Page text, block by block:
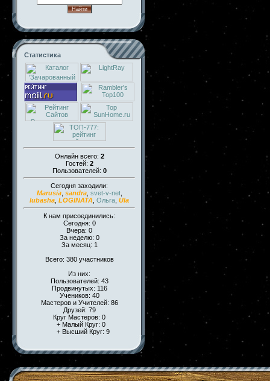
Статистика
Онлайн всего: 2
Гостей: 2
Пользователей: 0
Сегодня заходили:
Marusia, sandra, svet-v-net,
lubasha LOGINATA Ольга Ula
К нам присоединились:
Сегодня: 0
Вчера: 0
За неделю: 0
За месяц: 1
Всего: 380 участников
Из них:
Пользователей: 43
Продвинутых: 116
Учеников: 40
Мастеров и Учителей: 86
Друзей: 79
Круг Мастеров: 0
+ Малый Круг: 0
+ Высший Круг: 9